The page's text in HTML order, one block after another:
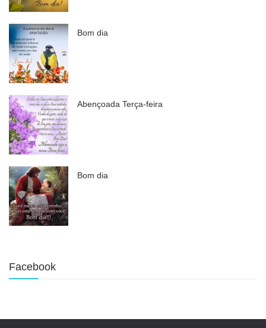
Bom dia
Abençoada Terça-feira
Bom dia
Facebook